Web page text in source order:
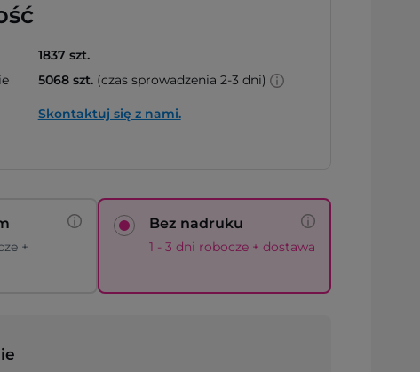
1837 szt.
5068 szt.(czas sprowadzenia 2-3 dni)
Skontaktuj się z nami.
+
Bez nadruku
1 - 3 dni robocze + dostawa